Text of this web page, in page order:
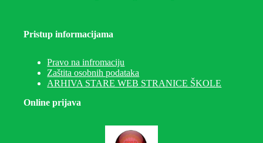
Pristup informacijama
Pravo na infromaciju
Zaštita osobnih podataka
ARHIVA STARE WEB STRANICE ŠKOLE
Online prijava